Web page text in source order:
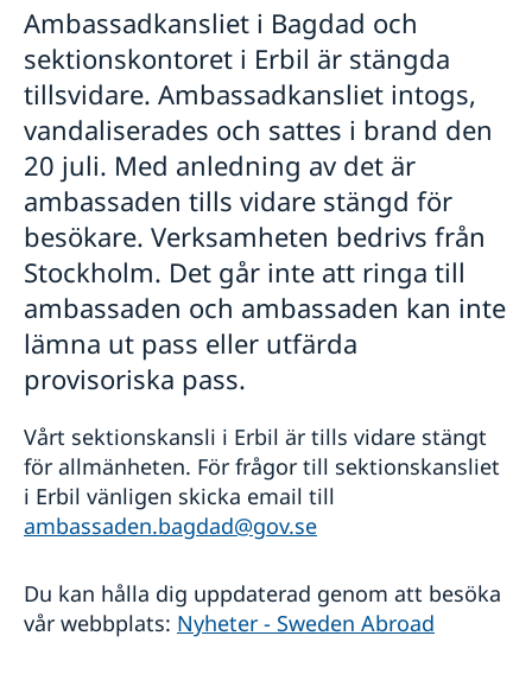
Ambassadkansliet i Bagdad och
sektionskontoret i Erbil är stängda
tillsvidare. Ambassadkansliet intogs,
vandaliserades och sattes i brand den
20 juli. Med anledning av det är
ambassaden tills vidare stängd för
besökare. Verksamheten bedrivs från
Stockholm. Det går inte att ringa till
ambassaden och ambassaden kan inte
lämna ut pass eller utfärda
provisoriska pass.
Vårt sektionskansli i Erbil är tills vidare stängt
för allmänheten. För frågor till sektionskansliet
i Erbil vänligen skicka email till
ambassaden.bagdad@gov.se
Du kan hålla dig uppdaterad genom att besöka
vår webbplats: Nyheter - Sweden Abroad